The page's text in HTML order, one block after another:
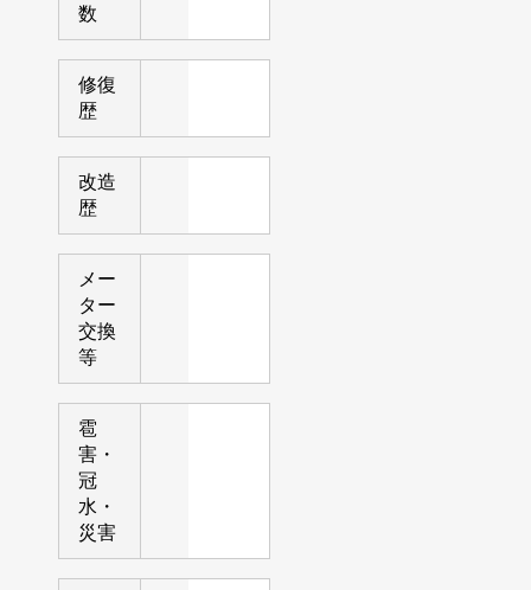
数
修復
歴
改造
歴
メー
ター
交換
等
雹
害・
冠
水・
災害